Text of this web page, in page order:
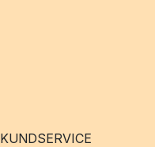
KUNDSERVICE